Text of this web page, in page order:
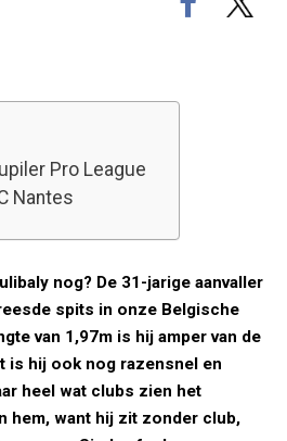
Pro League
Nantes
nog? De 31-jarige aanvaller
spits in onze Belgische
van 1,97m is hij amper van de
is hij ook nog razensnel en
heel wat clubs zien het
hem, want hij zit zonder club,